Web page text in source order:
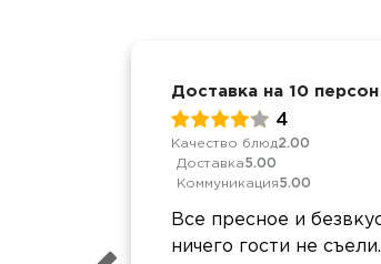
Доставка на 10 персон
4
Качество блюд2.00
Доставка5.00
Коммуникация5.00
Все пресное и
ничего гости не